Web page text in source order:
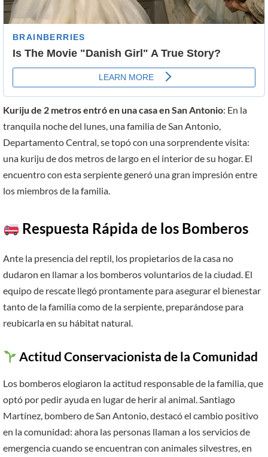
Kuriju de 2 metros entró en una casa en San Antonio: En la
tranquila noche del lunes, una familia de San Antonio,
Departamento Central, se topó con una sorprendente visita:
una kuriju de dos metros de largo en el interior de su hogar. El
encuentro con esta serpiente generó una gran impresión entre
los miembros de la familia.
Respuesta Rápida de los Bomberos
Ante la presencia del reptil, los propietarios de la casa no
dudaron en llamar a los bomberos voluntarios de la ciudad. El
equipo de rescate llegó prontamente para asegurar el bienestar
tanto de la familia como de la serpiente, preparándose para
reubicarla en su hábitat natural.
Actitud Conservacionista de la Comunidad
Los bomberos elogiaron la actitud responsable de la familia, que
optó por pedir ayuda en lugar de herir al animal. Santiago
Martínez, bombero de San Antonio, destacó el cambio positivo
en la comunidad: ahora las personas llaman a los servicios de
emergencia cuando se encuentran con animales silvestres, en